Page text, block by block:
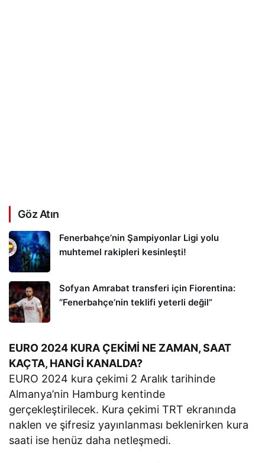
Göz Atın
Fenerbahçe’nin Şampiyonlar Ligi yolu
muhtemel rakipleri kesinleşti!
Sofyan Amrabat transferi için Fiorentina:
“Fenerbahçe’nin teklifi yeterli değil”
EURO 2024 KURA ÇEKİMİ NE ZAMAN, SAAT
KAÇTA, HANGİ KANALDA?
EURO 2024 kura çekimi 2 Aralık tarihinde
Almanya’nin Hamburg kentinde
gerçekleştirilecek. Kura çekimi TRT ekranında
naklen ve şifresiz yayınlanması beklenirken kura
saati ise henüz daha netleşmedi.